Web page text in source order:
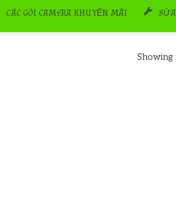
CÁC GÓI CAMERA KHUYẾN MÃI
Showing